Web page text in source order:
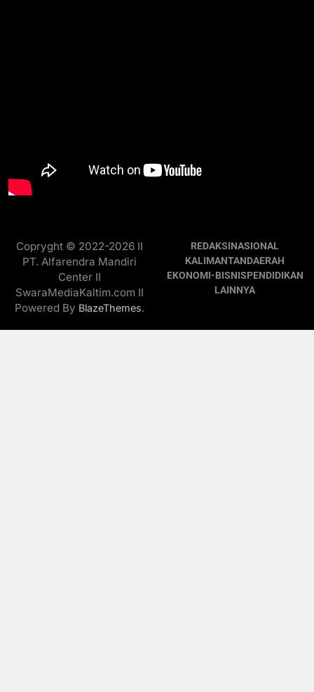
Copryght © 2022-2026 II
PT. Alfarendra Mandiri
Center II
SwaraMediaKaltim.com II
Powered By BlazeThemes.
REDAKSINASIONAL
KALIMANTANDAERAH
EKONOMI-BISNISPENDIDIKAN
LAINNYA